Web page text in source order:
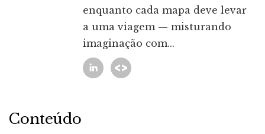
enquanto cada mapa deve levar
a uma viagem — misturando
imaginação com...
Conteúdo